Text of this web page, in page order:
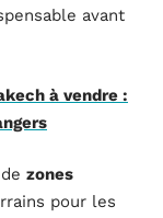
avant
à vendre :
zones
pour les